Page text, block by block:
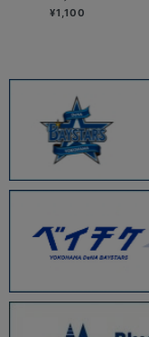
¥1,100